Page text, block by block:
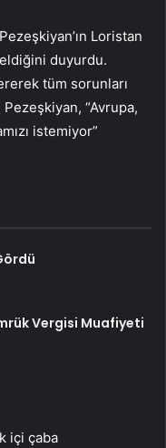
Loristan
duyurdu.
tüm sorunları
“Avrupa,
istemiyor”
Vergisi Muafiyeti
içi çaba